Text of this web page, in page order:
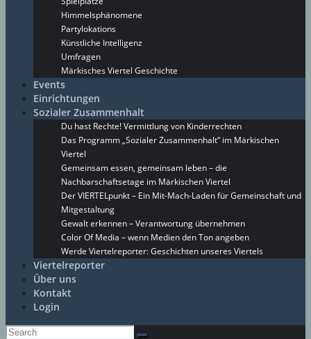
Himmelsphänomene
Partylokations
Künstliche Intelligenz
Umfragen
Märkisches Viertel Geschichte
Events
Einrichtungen
Sozialer Zusammenhalt
Du hast Rechte! Vermittlung von Kinderrechten
Das Programm „Sozialer Zusammenhalt“ im Märkischen
Viertel
Gemeinsam essen, gemeinsam leben – die
Nachbarschaftsetage im Märkischen Viertel
Der VIERTELpunkt – Ein Mit-Mach-Laden für Gemeinschaft und
Mitgestaltung
Gewalt erkennen – Verantwortung übernehmen
Color Of Media – wenn Medien den Ton angeben
Werde Viertelreporter: Geschichten unseres Viertels
Viertelreporter
Über uns
Kontakt
Login